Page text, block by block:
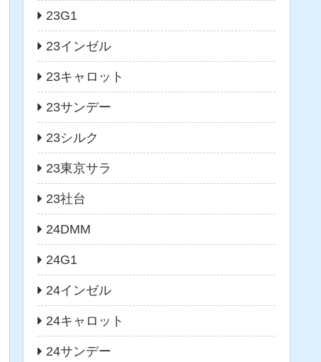
23G1
23インゼル
23キャロット
23サンデー
23シルク
23東京サラ
23社台
24DMM
24G1
24インゼル
24キャロット
24サンデー